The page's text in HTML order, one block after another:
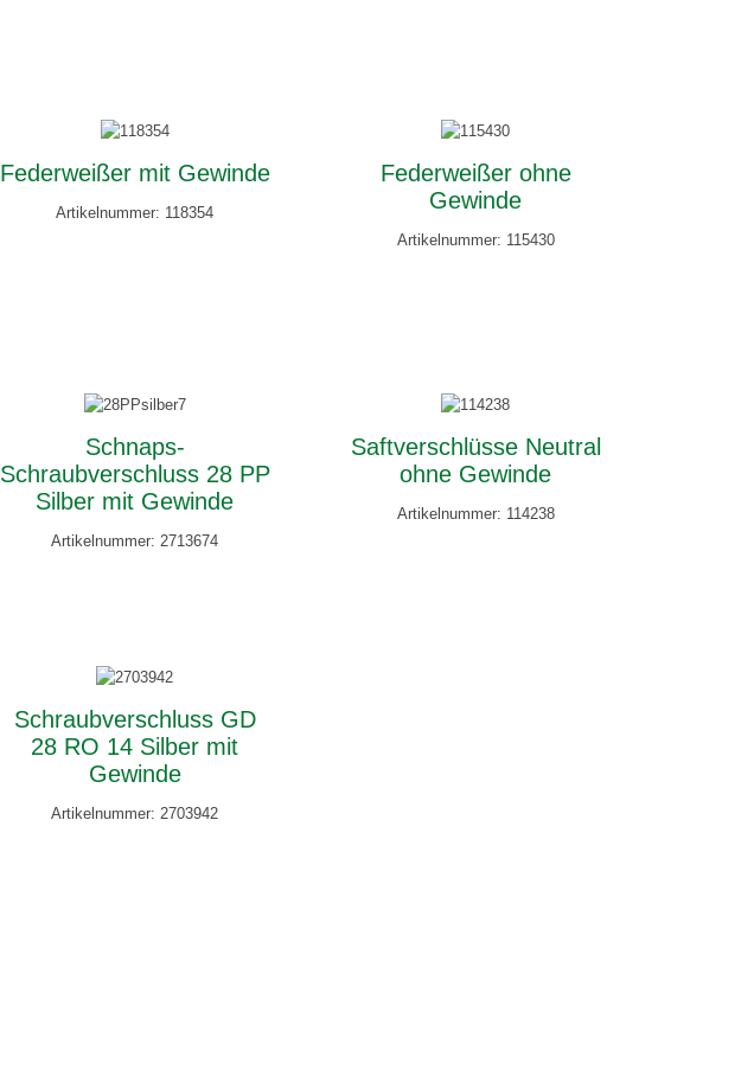
Federweißer mit Gewinde
Artikelnummer: 118354
Federweißer ohne
Gewinde
Artikelnummer: 115430
Schnaps-
Schraubverschluss 28 PP
Silber mit Gewinde
Artikelnummer: 2713674
Saftverschlüsse Neutral
ohne Gewinde
Artikelnummer: 114238
Schraubverschluss GD
28 RO 14 Silber mit
Gewinde
Artikelnummer: 2703942